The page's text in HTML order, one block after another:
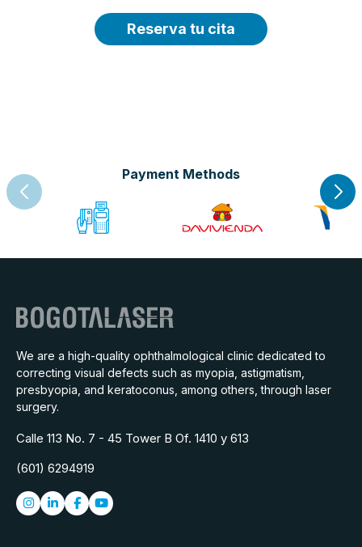
Reserva tu cita
Payment Methods
We are a high-quality ophthalmological clinic dedicated to
correcting visual defects such as myopia, astigmatism,
presbyopia, and keratoconus, among others, through laser
surgery.
Calle 113 No. 7 - 45 Tower B Of. 1410 y 613
(601) 6294919